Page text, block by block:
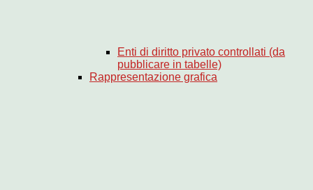
Enti di diritto privato controllati (da
pubblicare in tabelle)
Rappresentazione grafica